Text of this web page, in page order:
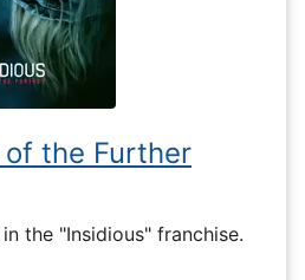
the Further
the "Insidious" franchise.